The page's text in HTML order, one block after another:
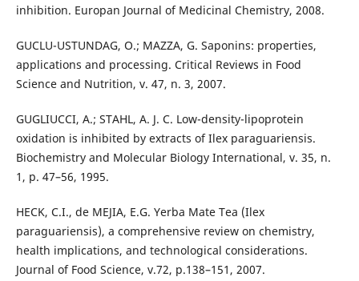
inhibition. Europan Journal of Medicinal Chemistry, 2008.
GUCLU-USTUNDAG, O.; MAZZA, G. Saponins: properties,
applications and processing. Critical Reviews in Food
Science and Nutrition, v. 47, n. 3, 2007.
GUGLIUCCI, A.; STAHL, A. J. C. Low-density-lipoprotein
oxidation is inhibited by extracts of Ilex paraguariensis.
Biochemistry and Molecular Biology International, v. 35, n.
1, p. 47–56, 1995.
HECK, C.I., de MEJIA, E.G. Yerba Mate Tea (Ilex
paraguariensis), a comprehensive review on chemistry,
health implications, and technological considerations.
Journal of Food Science, v.72, p.138–151, 2007.